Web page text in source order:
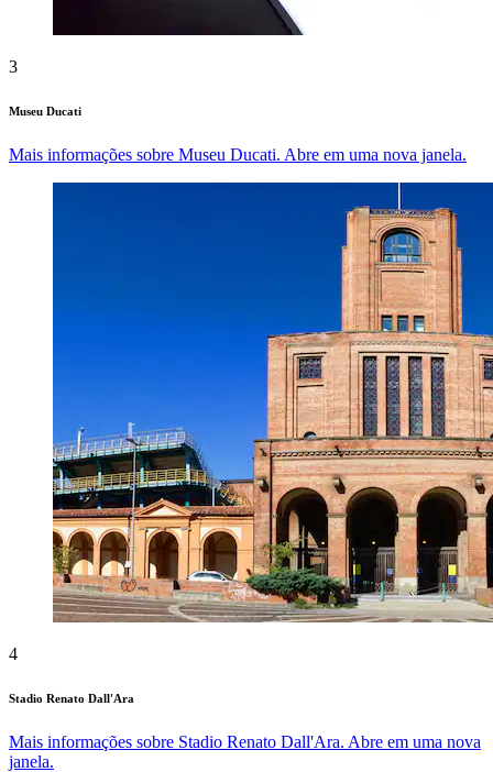
3
Museu Ducati
Mais informações sobre Museu Ducati. Abre em uma nova janela.
4
Stadio Renato Dall'Ara
Mais informações sobre Stadio Renato Dall'Ara. Abre em uma nova
janela.